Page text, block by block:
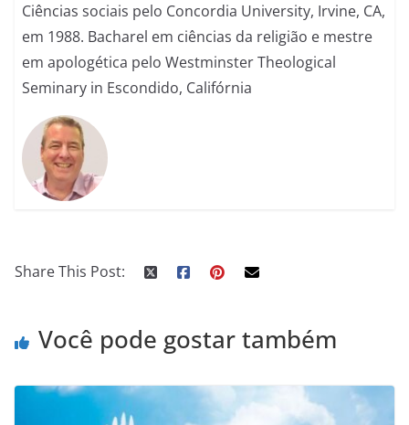
Ciências sociais pelo Concordia University, Irvine, CA,
em 1988. Bacharel em ciências da religião e mestre
em apologética pelo Westminster Theological
Seminary in Escondido, Califórnia
Share This Post:
Você pode gostar também